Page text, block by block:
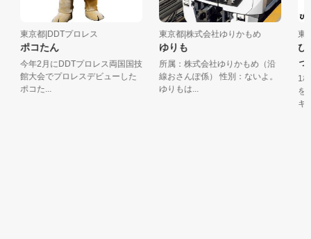
東京都|DDTプロレス
ポコたん
今年2月にDDTプロレス両国国技
館大会でプロレスデビューした
ポコた...
東京都|株式会社ゆりかもめ
ゆりも
所属：株式会社ゆりかもめ（沿
線おさんぽ係） 性別：ないよ。
ゆりもは...
東
ぴ
っ
1枚
を
キャ